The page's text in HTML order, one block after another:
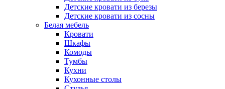
Детские кровати из березы
Детские кровати из сосны
Белая мебель
Кровати
Шкафы
Комоды
Тумбы
Кухни
Кухонные столы